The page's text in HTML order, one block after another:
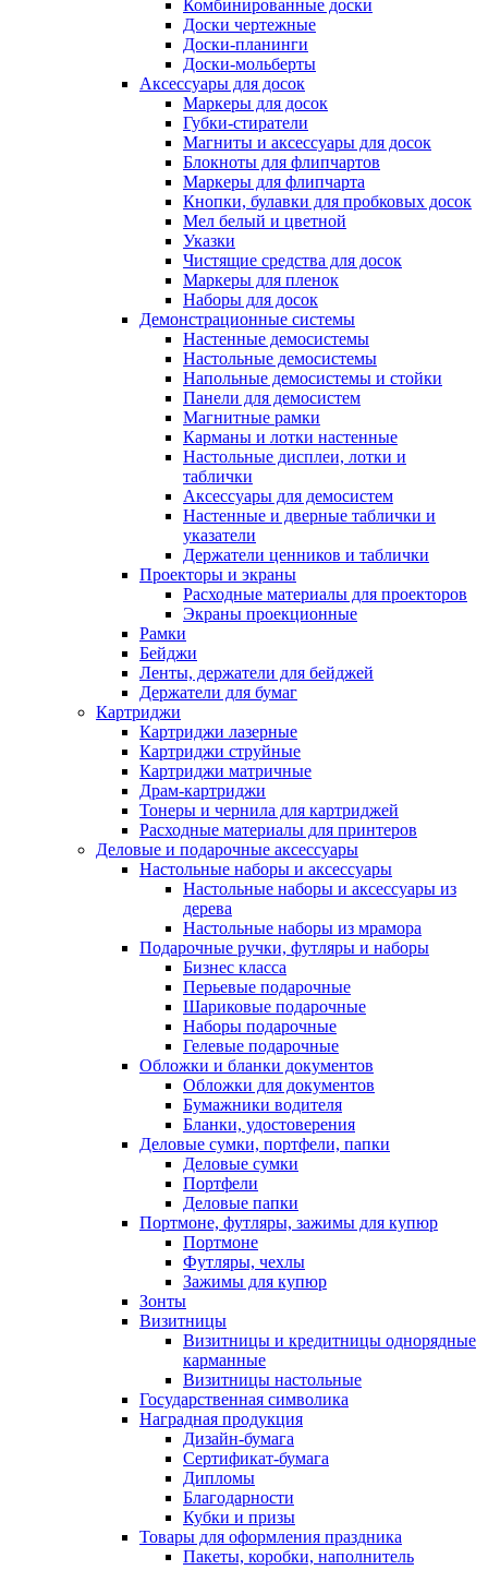
Комбинированные доски
Доски чертежные
Доски-планинги
Доски-мольберты
Аксессуары для досок
Маркеры для досок
Губки-стиратели
Магниты и аксессуары для досок
Блокноты для флипчартов
Маркеры для флипчарта
Кнопки, булавки для пробковых досок
Мел белый и цветной
Указки
Чистящие средства для досок
Маркеры для пленок
Наборы для досок
Демонстрационные системы
Настенные демосистемы
Настольные демосистемы
Напольные демосистемы и стойки
Панели для демосистем
Магнитные рамки
Карманы и лотки настенные
Настольные дисплеи, лотки и
таблички
Аксессуары для демосистем
Настенные и дверные таблички и
указатели
Держатели ценников и таблички
Проекторы и экраны
Расходные материалы для проекторов
Экраны проекционные
Рамки
Бейджи
Ленты, держатели для бейджей
Держатели для бумаг
Картриджи
Картриджи лазерные
Картриджи струйные
Картриджи матричные
Драм-картриджи
Тонеры и чернила для картриджей
Расходные материалы для принтеров
Деловые и подарочные аксессуары
Настольные наборы и аксессуары
Настольные наборы и аксессуары из
дерева
Настольные наборы из мрамора
Подарочные ручки, футляры и наборы
Бизнес класса
Перьевые подарочные
Шариковые подарочные
Наборы подарочные
Гелевые подарочные
Обложки и бланки документов
Обложки для документов
Бумажники водителя
Бланки, удостоверения
Деловые сумки, портфели, папки
Деловые сумки
Портфели
Деловые папки
Портмоне, футляры, зажимы для купюр
Портмоне
Футляры, чехлы
Зажимы для купюр
Зонты
Визитницы
Визитницы и кредитницы однорядные
карманные
Визитницы настольные
Государственная символика
Наградная продукция
Дизайн-бумага
Сертификат-бумага
Дипломы
Благодарности
Кубки и призы
Товары для оформления праздника
Пакеты, коробки, наполнитель